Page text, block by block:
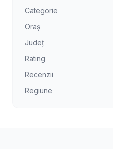
Categorie
Oraș
Județ
Rating
Recenzii
Regiune